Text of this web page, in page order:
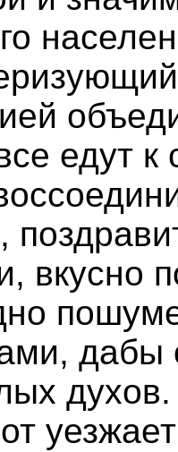
едут к
вкусно
дабы
духов.